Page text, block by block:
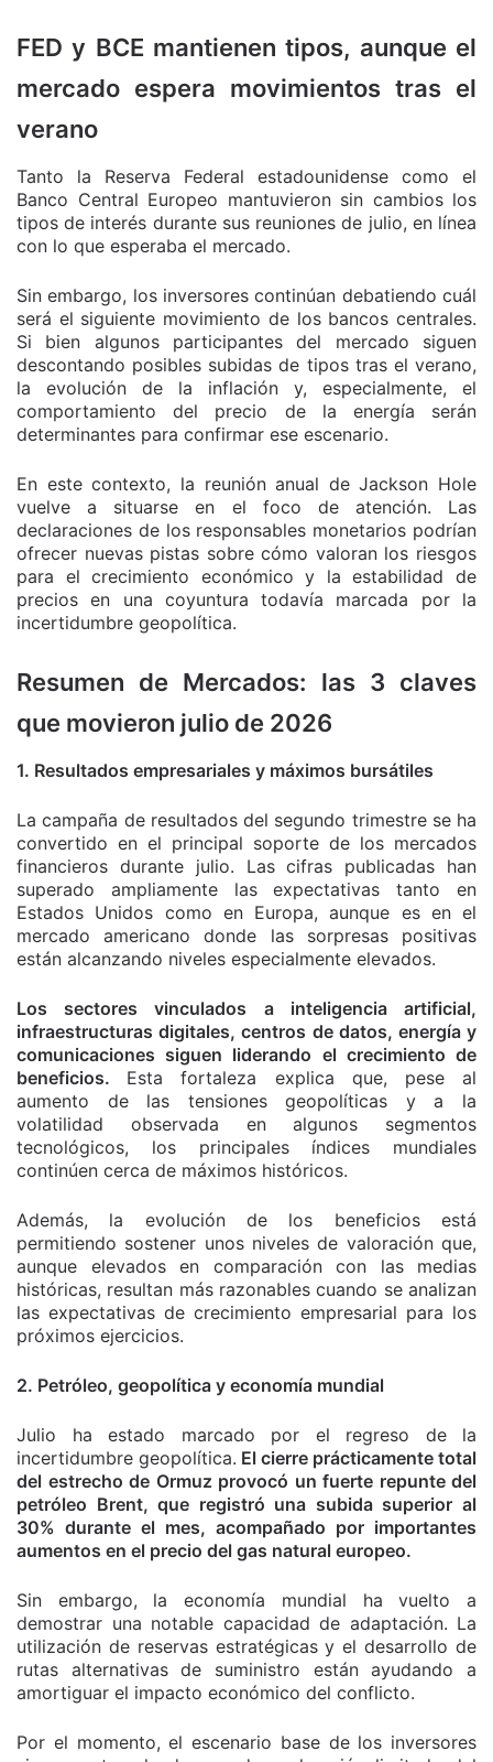
FED y BCE mantienen tipos, aunque el
mercado espera movimientos tras el
verano
Tanto la Reserva Federal estadounidense como el
Banco Central Europeo mantuvieron sin cambios los
tipos de interés durante sus reuniones de julio, en línea
con lo que esperaba el mercado.
Sin embargo, los inversores continúan debatiendo cuál
será el siguiente movimiento de los bancos centrales.
Si bien algunos participantes del mercado siguen
descontando posibles subidas de tipos tras el verano,
la evolución de la inflación y, especialmente, el
comportamiento del precio de la energía serán
determinantes para confirmar ese escenario.
En este contexto, la reunión anual de Jackson Hole
vuelve a situarse en el foco de atención. Las
declaraciones de los responsables monetarios podrían
ofrecer nuevas pistas sobre cómo valoran los riesgos
para el crecimiento económico y la estabilidad de
precios en una coyuntura todavía marcada por la
incertidumbre geopolítica.
Resumen de Mercados: las 3 claves
que movieron julio de 2026
1. Resultados empresariales y máximos bursátiles
La campaña de resultados del segundo trimestre se ha
convertido en el principal soporte de los mercados
financieros durante julio. Las cifras publicadas han
superado ampliamente las expectativas tanto en
Estados Unidos como en Europa, aunque es en el
mercado americano donde las sorpresas positivas
están alcanzando niveles especialmente elevados.
Los sectores vinculados a inteligencia artificial,
infraestructuras digitales, centros de datos, energía y
comunicaciones siguen liderando el crecimiento de
beneficios. Esta fortaleza explica que, pese al
aumento de las tensiones geopolíticas y a la
volatilidad observada en algunos segmentos
tecnológicos, los principales índices mundiales
continúen cerca de máximos históricos.
Además, la evolución de los beneficios está
permitiendo sostener unos niveles de valoración que,
aunque elevados en comparación con las medias
históricas, resultan más razonables cuando se analizan
las expectativas de crecimiento empresarial para los
próximos ejercicios.
2. Petróleo, geopolítica y economía mundial
Julio ha estado marcado por el regreso de la
incertidumbre geopolítica. El cierre prácticamente total
del estrecho de Ormuz provocó un fuerte repunte del
petróleo Brent, que registró una subida superior al
30% durante el mes, acompañado por importantes
aumentos en el precio del gas natural europeo.
Sin embargo, la economía mundial ha vuelto a
demostrar una notable capacidad de adaptación. La
utilización de reservas estratégicas y el desarrollo de
rutas alternativas de suministro están ayudando a
amortiguar el impacto económico del conflicto.
Por el momento, el escenario base de los inversores